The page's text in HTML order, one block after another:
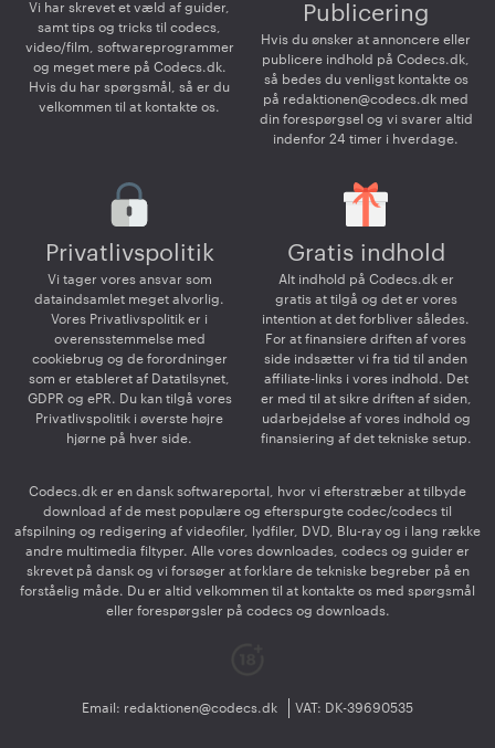
Vi har skrevet et væld af guider,
samt tips og tricks til codecs,
video/film, softwareprogrammer
og meget mere på Codecs.dk.
Hvis du har spørgsmål, så er du
velkommen til at kontakte os.
Publicering
Hvis du ønsker at annoncere eller
publicere indhold på Codecs.dk,
så bedes du venligst kontakte os
på redaktionen@codecs.dk med
din forespørgsel og vi svarer altid
indenfor 24 timer i hverdage.
Privatlivspolitik
Vi tager vores ansvar som
dataindsamlet meget alvorlig.
Vores Privatlivspolitik er i
overensstemmelse med
cookiebrug og de forordninger
som er etableret af Datatilsynet,
GDPR og ePR. Du kan tilgå vores
Privatlivspolitik i øverste højre
hjørne på hver side.
Gratis indhold
Alt indhold på Codecs.dk er
gratis at tilgå og det er vores
intention at det forbliver således.
For at finansiere driften af vores
side indsætter vi fra tid til anden
affiliate-links i vores indhold. Det
er med til at sikre driften af siden,
udarbejdelse af vores indhold og
finansiering af det tekniske setup.
Codecs.dk er en dansk softwareportal, hvor vi efterstræber at tilbyde
download af de mest populære og efterspurgte codec/codecs til
afspilning og redigering af videofiler, lydfiler, DVD, Blu-ray og i lang række
andre multimedia filtyper. Alle vores downloades, codecs og guider er
skrevet på dansk og vi forsøger at forklare de tekniske begreber på en
forståelig måde. Du er altid velkommen til at kontakte os med spørgsmål
eller forespørgsler på codecs og downloads.
Email: redaktionen@codecs.dk VAT: DK-39690535